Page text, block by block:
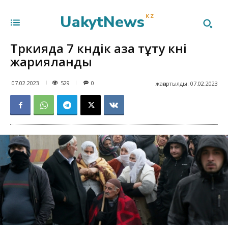
UakytNews KZ
Түркияда 7 күндік аза тұту күні
жарияланды
07.02.2023 529 жаңартылды: 07.02.2023
0